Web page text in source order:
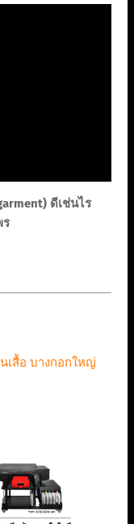
ดีเช่นไร
ร
เสื้อ บางกอกใหญ่